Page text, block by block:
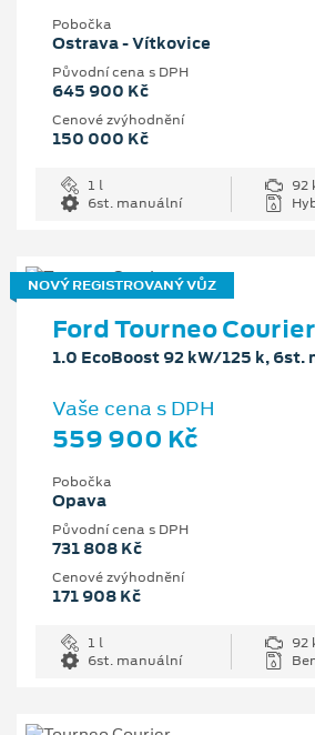
Pobočka
Ostrava - Vítkovice
Původní cena s DPH
645 900 Kč
Cenové zvýhodnění
150 000 Kč
1 l
92
6st. manuální
NOVÝ REGISTROVANÝ VŮZ
Ford Tourneo
1.0 EcoBoost 92 kW/125 k, 6st.
Vaše cena s DPH
559 900 Kč
Pobočka
Opava
Původní cena s DPH
731 808 Kč
Cenové zvýhodnění
171 908 Kč
1 l
92
6st. manuální